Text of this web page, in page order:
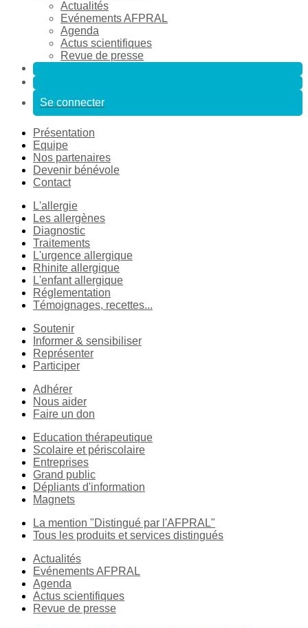
Actualités
Evénements AFPRAL
Agenda
Actus scientifiques
Revue de presse
Se connecter
Présentation
Equipe
Nos partenaires
Devenir bénévole
Contact
L'allergie
Les allergènes
Diagnostic
Traitements
L'urgence allergique
Rhinite allergique
L'enfant allergique
Réglementation
Témoignages, recettes...
Soutenir
Informer & sensibiliser
Représenter
Participer
Adhérer
Nous aider
Faire un don
Education thérapeutique
Scolaire et périscolaire
Entreprises
Grand public
Dépliants d'information
Magnets
La mention "Distingué par l'AFPRAL"
Tous les produits et services distingués
Actualités
Evénements AFPRAL
Agenda
Actus scientifiques
Revue de presse